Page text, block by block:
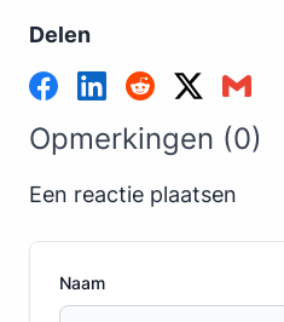
Delen
Opmerkingen (0)
Een reactie plaatsen
Naam